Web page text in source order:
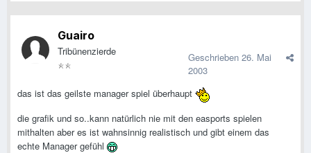
Guairo
Tribünenzierde Geschrieben 26. Mai
2003
das ist das geilste manager spiel überhaupt
die grafik und so..kann natürlich nie mit den easports spielen
mithalten aber es ist wahnsinnig realistisch und gibt einem das
echte Manager gefühl